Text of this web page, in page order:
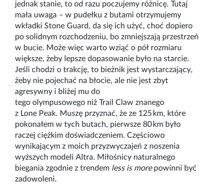
jednak stanie, to od razu poczujemy różnicę. Tutaj
mała uwaga – w pudełku z butami otrzymujemy
wkładki Stone Guard, da się ich użyć, choć dopiero
po solidnym rozchodzeniu, bo zmniejszają przestrzeń
w bucie. Może więc warto wziąć o pół rozmiaru
większe, żeby lepsze dopasowanie było na starcie.
Jeśli chodzi o trakcję, to bieżnik jest wystarczający,
żeby nie pojechać na błocie, ale nie jest zbyt
agresywny i bliżej mu do
tego o lympusowego niż Trail Claw znanego
z Lone Peak. Muszę przyznać, że ze 125 km, które
pokonałem w tych butach, pierwsze 80 km było
raczej ciężkim doświadczeniem. Częściowo
wynikającym z moich przyzwyczajeń z noszenia
wyższych modeli Altra. Miłośnicy naturalnego
biegania zgodnie z trendem less is morepowinni być
zadowoleni.